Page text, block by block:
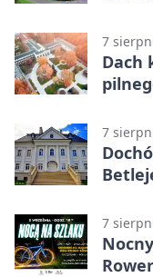
7
Dach
7
7